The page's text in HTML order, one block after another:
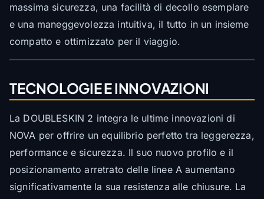
massima sicurezza, una facilità di decollo esemplare
e una maneggevolezza intuitiva, il tutto in un insieme
compatto e ottimizzato per il viaggio.
TECNOLOGIE E INNOVAZIONI
La DOUBLESKIN 2 integra le ultime innovazioni di
NOVA per offrire un equilibrio perfetto tra leggerezza,
performance e sicurezza. Il suo nuovo profilo e il
posizionamento arretrato delle linee A aumentano
significativamente la sua resistenza alle chiusure. La